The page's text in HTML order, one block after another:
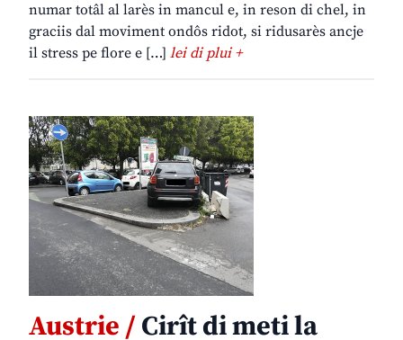
numar totâl al larès in mancul e, in reson di chel, in
graciis dal moviment ondôs ridot, si ridusarès ancje
il stress pe flore e […] lei di plui +
Austrie /Cirît di meti la